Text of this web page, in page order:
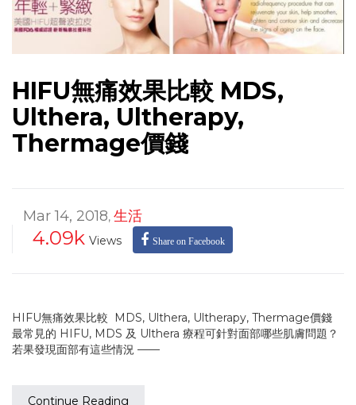
HIFU無痛效果比較 MDS,
Ulthera, Ultherapy,
Thermage價錢
Mar 14, 2018, 生活
4.09k Views Share on Facebook
HIFU無痛效果比較 MDS, Ulthera, Ultherapy, Thermage價錢
最常見的 HIFU, MDS 及 Ulthera 療程可針對面部哪些肌膚問題？
若果發現面部有這些情況 ——
Continue Reading